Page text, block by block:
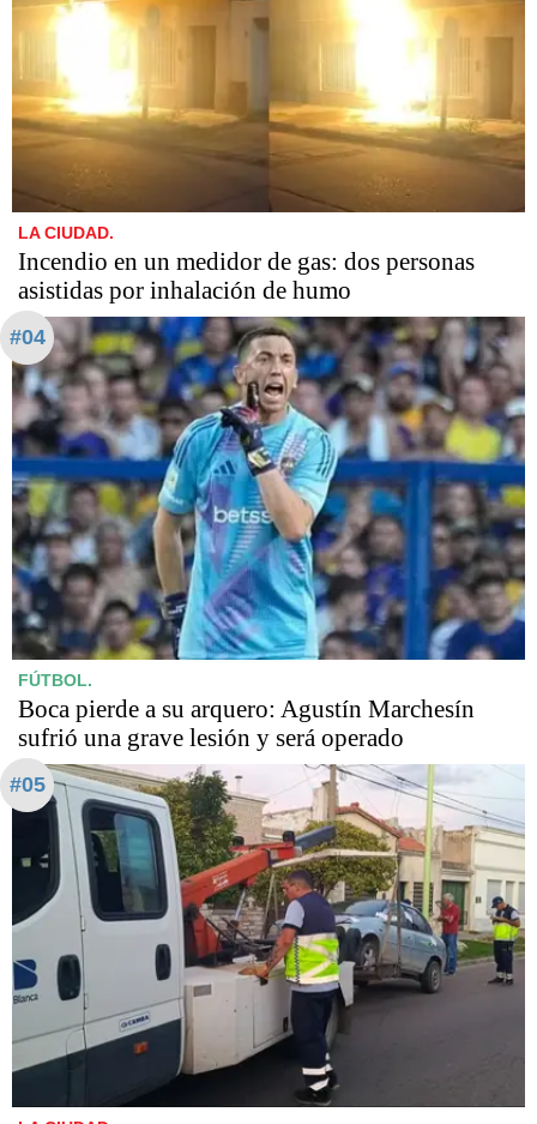
LA CIUDAD.
Incendio en un medidor de gas: dos personas
asistidas por inhalación de humo
#04
FÚTBOL.
Boca pierde a su arquero: Agustín Marchesín
sufrió una grave lesión y será operado
#05